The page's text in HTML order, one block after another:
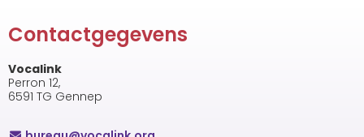
Contactgegevens
Vocalink
Perron 12,
6591 TG Gennep